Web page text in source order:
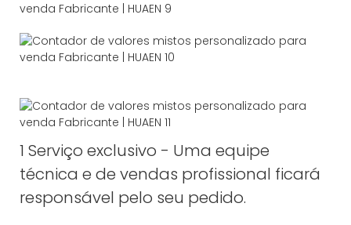
1 Serviço exclusivo - Uma equipe
técnica e de vendas profissional ficará
responsável pelo seu pedido.